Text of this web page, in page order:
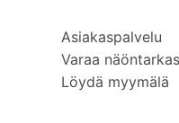
Asiakaspalvelu
Varaa
Löydä myymälä